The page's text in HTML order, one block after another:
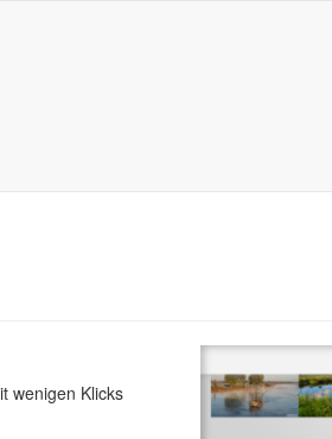
wenigen Klicks